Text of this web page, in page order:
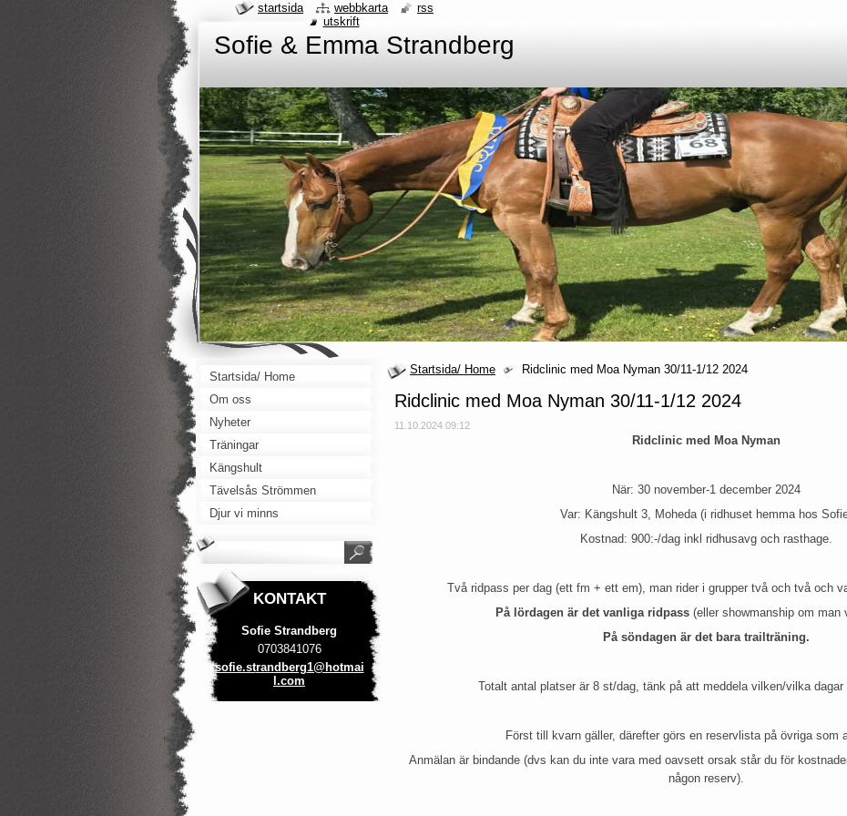
Sofie & Emma Strandberg
Startsida/ Home Ridclinic med Moa Nyman 30/11-1/12 2024
Ridclinic med Moa Nyman 30/11-1/12 2024
11.10.2024 09:12
Ridclinic med Moa Nyman
När: 30 november-1 december 2024
Var: Kängshult 3, Moheda (i ridhuset hemma hos
Kostnad: 900:-/dag inkl ridhusavg och rasthage.
Två ridpass per dag (ett fm + ett em), man rider i grupper två och två och
På lördagen är det vanliga ridpass (eller showmanship om man
På söndagen är det bara trailträning.
Totalt antal platser är 8 st/dag, tänk på att meddela vilken/vilka
Först till kvarn gäller, därefter görs en reservlista på övriga som
Anmälan är bindande (dvs kan du inte vara med oavsett orsak står du för
någon reserv).
Startsida/ Home
Om oss
Nyheter
Träningar
Kängshult
Tävelsås Strömmen
Djur vi minns
KONTAKT
Sofie Strandberg
0703841076
sofie.strandberg1@hotmai
l.com
startsida webbkarta
rss
utskrift